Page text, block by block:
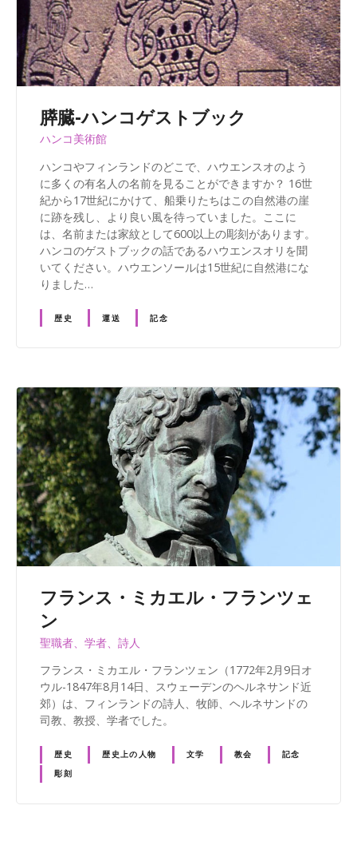
膵臓-ハンコゲストブック
ハンコ美術館
ハンコやフィンランドのどこで、ハウエンスオのよう
に多くの有名人の名前を見ることができますか？ 16世
紀から17世紀にかけて、船乗りたちはこの自然港の崖
に跡を残し、より良い風を待っていました。ここに
は、名前または家紋として600以上の彫刻があります。
ハンコのゲストブックの話であるハウエンスオリを聞
いてください。ハウエンソールは15世紀に自然港にな
りました…
歴史 運送 記念
フランス・ミカエル・フランツェ
ン
聖職者、学者、詩人
フランス・ミカエル・フランツェン（1772年2月9日オ
ウル-1847年8月14日、スウェーデンのヘルネサンド近
郊）は、フィンランドの詩人、牧師、ヘルネサンドの
司教、教授、学者でした。
歴史 歴史上の人物 文学 教会
記念
彫刻